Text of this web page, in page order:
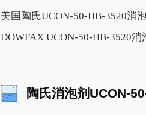
美国陶氏UCON-50-HB-3520消
DOWFAX UCON-50-HB-3520
陶氏消泡剂UCON-